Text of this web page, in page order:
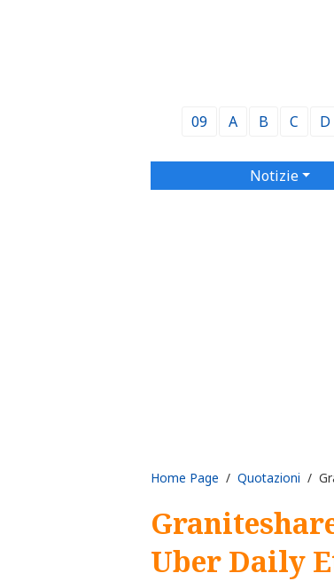
09 A B C D
Notizie
Home Page / Quotazioni /
Uber Daily